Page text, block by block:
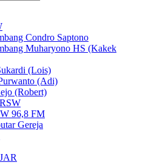
Condro Saptono
Muharyono HS (Kakek
(Lois)
(Adi)
(Robert)
96,8 FM
Gereja